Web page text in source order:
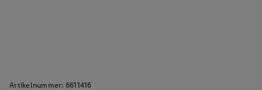
Artikelnummer: 6611416